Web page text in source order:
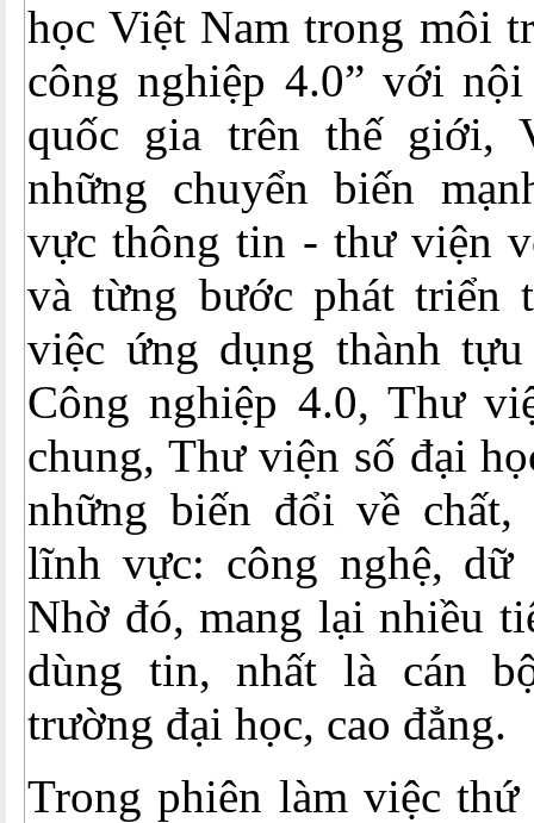
học Việt Nam trong môi
công nghiệp 4.0” với
quốc gia trên thế giới,
những chuyển biến
vực thông tin - thư viện
và từng bước phát triển
việc ứng dụng thành tựu
Công nghiệp 4.0, Thư
chung, Thư viện số đại
những biến đổi về
lĩnh vực: công nghệ,
Nhờ đó, mang lại nhiều
dùng tin, nhất là cán
trường đại học, cao đẳng.
Trong phiên làm việc thứ